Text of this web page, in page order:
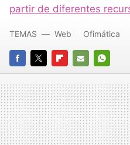
partir de diferentes
FACEBOOK
TWITTERFLIPBOARD
E-
MAIL
TEMAS Web Ofimática